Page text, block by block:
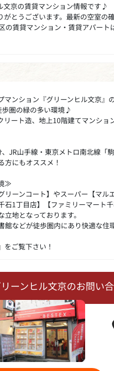
文京の賃貸マンション情報です♪
がとうございます。最新の空室の
の賃貸マンション・賃貸アパート
ンション『グリーンヒル文京』
圏の緑の多い環境♪
ート造、地上10階建てマンション
JR山手線・東京メトロ南北線「
方にもオススメ！
≫
リーンコート】やスーパー【マ
石1丁目店】【ファミリーマート
地となっております。
などが徒歩圏内にあり快適な住
をご覧下さい！
ーンヒル文京のお問い